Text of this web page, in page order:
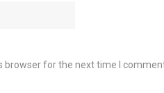
browser for the next time I